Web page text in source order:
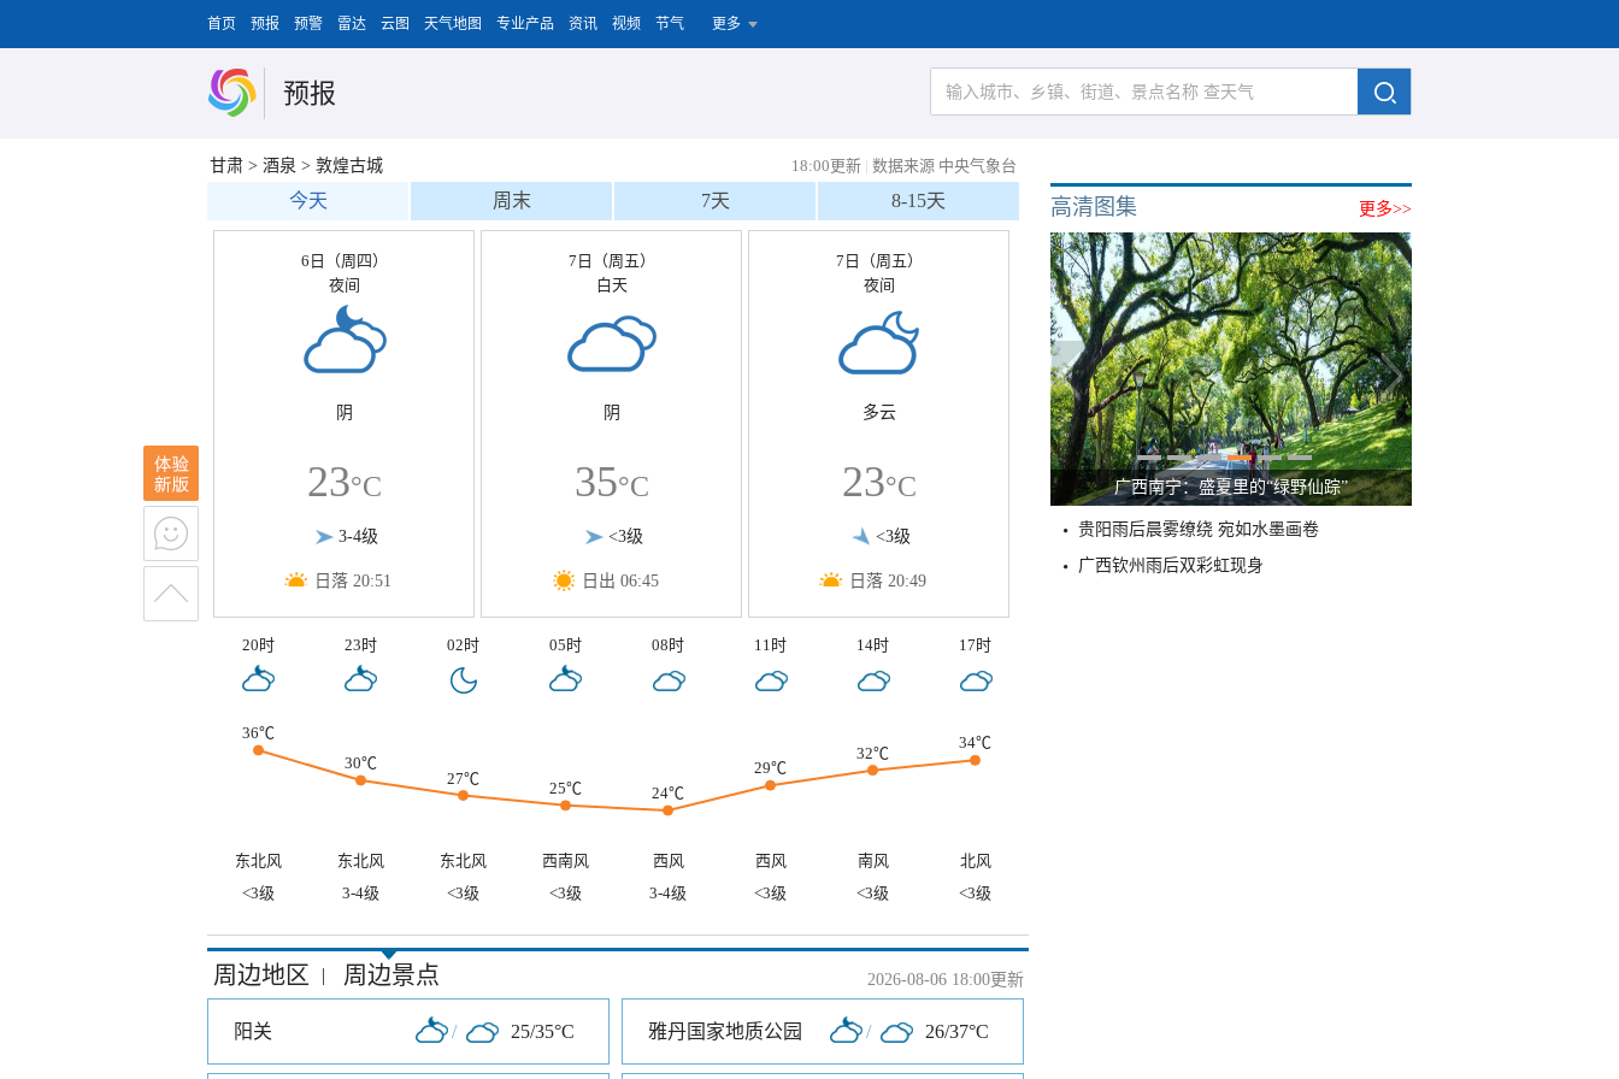
首页 预报 预警 雷达 云图 天气地图 专业产品 资讯 视频 节气 更多
预报
甘肃 > 酒泉 > 敦煌古城 18:00更新 | 数据来源 中央气象台
今天 周末 7天 8-15天
6日（周四）
夜间
阴
23°C
3-4级
日落 20:51
7日（周五）
白天
阴
35°C
<3级
日出 06:45
7日（周五）
夜间
多云
23°C
<3级
日落 20:49
20时 23时 02时 05时 08时 11时 14时 17时
36℃
30℃
27℃
25℃ 24℃
29℃
32℃
34℃
东北风 东北风 东北风 西南风 西风 西风 南风
北风
<3级
3-4级 <3级 <3级 3-4级 <3级 <3级 <3级
周边地区 | 周边景点 2026-08-06 18:00更新
阳关 / 25/35°C 雅丹国家地质公园 / 26/37°C
更多>>
高清图集
广西南宁：盛夏里的“绿野仙踪”
贵阳雨后晨雾缭绕 宛如水墨画卷
广西钦州雨后双彩虹现身